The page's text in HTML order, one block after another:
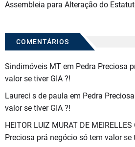
Assembleia para Alteração do
COMENTÁRIOS
Sindimóveis MT em Pedra Preciosa
valor se tiver GIA ?!
Laureci s de paula em Pedra
valor se tiver GIA ?!
HEITOR LUIZ MURAT DE
Preciosa prá negócio só tem valor se